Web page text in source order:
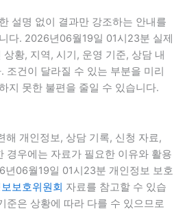
설명 없이 결과만 강조하는 안내를
다. 2026년06월19일 01시23분 실제
황, 지역, 시기, 운영 기준, 상담 내
조건이 달라질 수 있는 부분을 미리
지 못한 불편을 줄일 수 있습니다.
해 개인정보, 상담 기록, 신청 자료,
경우에는 자료가 필요한 이유와 활용
06월19일 01시23분 개인정보 보호
보호위원회 자료를 참고할 수 있습
준은 상황에 따라 다를 수 있으므로